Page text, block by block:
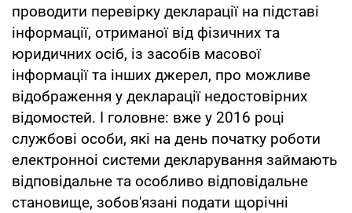
проводити перевірку декларації на підставі
інформації, отриманої від фізичних та
юридичних осіб, із засобів масової
інформації та інших джерел, про можливе
відображення у декларації недостовірних
відомостей. І головне: вже у 2016 році
службові особи, які на день початку роботи
електронноі системи декларування займають
відповідальне та особливо відповідальне
становище, зобов'язані подати щорічні